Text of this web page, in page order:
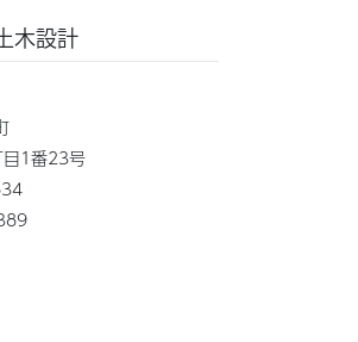
木設計
1番23号